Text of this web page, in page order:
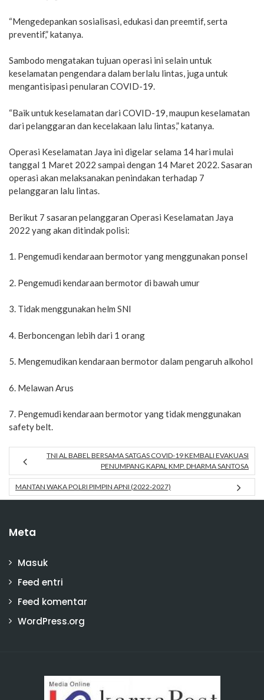
“Mengedepankan sosialisasi, edukasi dan preemtif, serta
preventif,” katanya.
Sambodo mengatakan tujuan operasi ini selain untuk
keselamatan pengendara dalam berlalu lintas, juga untuk
mengantisipasi penularan COVID-19.
“Baik untuk keselamatan dari COVID-19, maupun keselamatan
dari pelanggaran dan kecelakaan lalu lintas,” katanya.
Operasi Keselamatan Jaya ini digelar selama 14 hari mulai
tanggal 1 Maret 2022 sampai dengan 14 Maret 2022. Sasaran
operasi akan melaksanakan penindakan terhadap 7
pelanggaran lalu lintas.
Berikut 7 sasaran pelanggaran Operasi Keselamatan Jaya
2022 yang akan ditindak polisi:
1. Pengemudi kendaraan bermotor yang menggunakan ponsel
2. Pengemudi kendaraan bermotor di bawah umur
3. Tidak menggunakan helm SNI
4. Berboncengan lebih dari 1 orang
5. Mengemudikan kendaraan bermotor dalam pengaruh alkohol
6. Melawan Arus
7. Pengemudi kendaraan bermotor yang tidak menggunakan
safety belt.
TNI AL BABEL BERSAMA SATGAS COVID-19 KEMBALI EVAKUASI
PENUMPANG KAPAL KMP. DHARMA SANTOSA
MANTAN WAKA POLRI PIMPIN APNI (2022-2027)
Meta
Masuk
Feed entri
Feed komentar
WordPress.org